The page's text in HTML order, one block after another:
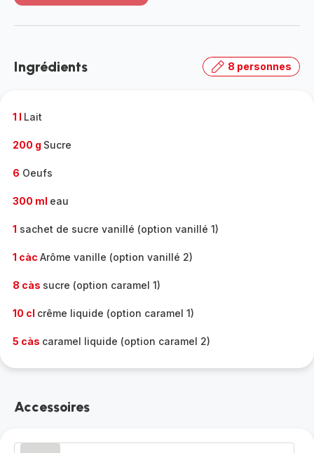
-
gamme
Ingrédients 8 personnes
1 l Lait
200 g Sucre
6 Oeufs
300 ml eau
1 sachet de sucre vanillé (option vanillé 1)
1 càc Arôme vanille (option vanillé 2)
8 càs sucre (option caramel 1)
10 cl crême liquide (option caramel 1)
5 càs caramel liquide (option caramel 2)
Accessoires